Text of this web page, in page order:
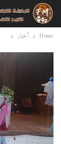
Home أخبار